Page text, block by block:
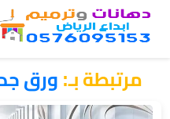
×
الرئيسية
مرتبطة بـ:​ورق